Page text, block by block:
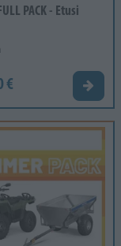
PACK - Etusi
€